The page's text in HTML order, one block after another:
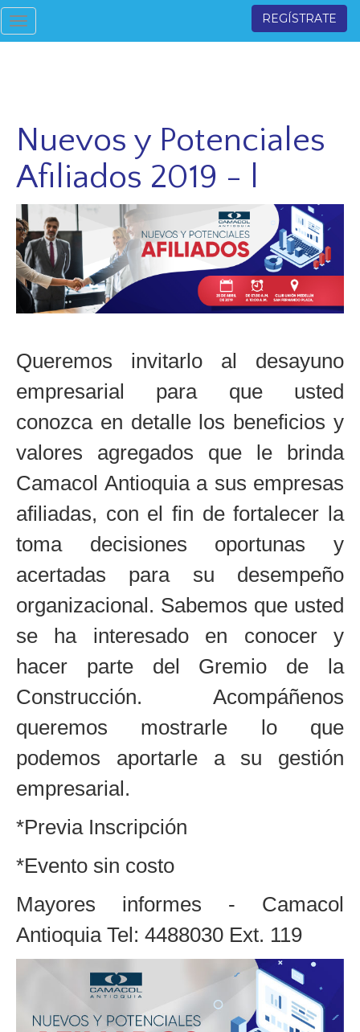
Toggle
navigation
REGÍSTRATE
Nuevos y Potenciales
Afiliados 2019 - l
Queremos invitarlo al desayuno
empresarial para que usted
conozca en detalle los beneficios y
valores agregados que le brinda
Camacol Antioquia a sus empresas
afiliadas, con el fin de fortalecer la
toma decisiones oportunas y
acertadas para su desempeño
organizacional. Sabemos que usted
se ha interesado en conocer y
hacer parte del Gremio de la
Construcción. Acompáñenos
queremos mostrarle lo que
podemos aportarle a su gestión
empresarial.
*Previa Inscripción
*Evento sin costo
Mayores informes - Camacol
Antioquia Tel: 4488030 Ext. 119